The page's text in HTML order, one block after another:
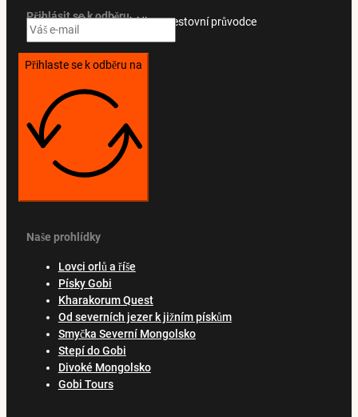
Přihlásit se k odběru
Získejte exkluzivní nabídky a cestovní průvodce
Přihlaste se k odběru na
Naše prohlídky
Lovci orlů a říše
Písky Gobi
Kharakorum Quest
Od severních jezer k jižním pískům
Smyčka Severní Mongolsko
Stepí do Gobi
Divoké Mongolsko
Gobi Tours